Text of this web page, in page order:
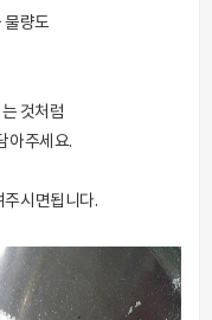
물량도
것처럼
아주세요.
주시면됩니다.